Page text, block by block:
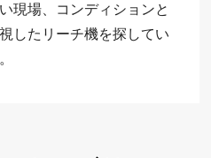
現場、コンディションと
したリーチ機を探してい